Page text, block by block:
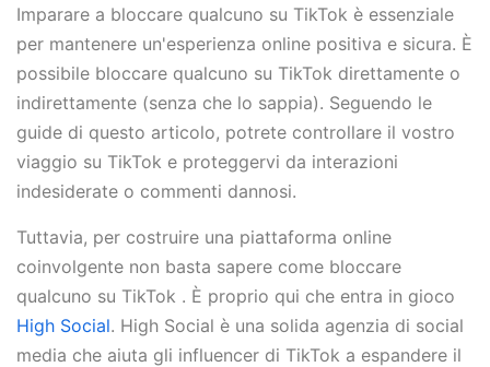
Imparare a bloccare qualcuno su TikTok è essenziale
per mantenere un'esperienza online positiva e sicura. È
possibile bloccare qualcuno su TikTok direttamente o
indirettamente (senza che lo sappia). Seguendo le
guide di questo articolo, potrete controllare il vostro
viaggio su TikTok e proteggervi da interazioni
indesiderate o commenti dannosi.
Tuttavia, per costruire una piattaforma online
coinvolgente non basta sapere come bloccare
qualcuno su TikTok . È proprio qui che entra in gioco
High Social. High Social è una solida agenzia di social
media che aiuta gli influencer di TikTok a espandere il